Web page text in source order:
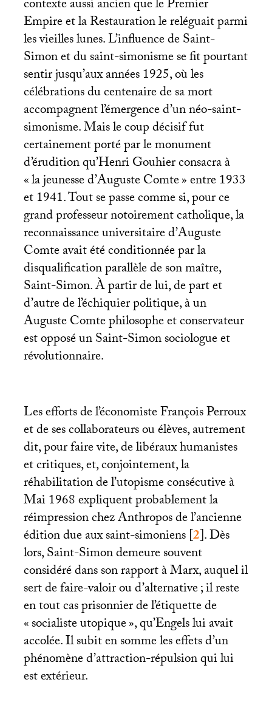
contexte aussi ancien que le Premier
Empire et la Restauration le reléguait parmi
les vieilles lunes. L’influence de Saint-
Simon et du saint-simonisme se fit pourtant
sentir jusqu’aux années 1925, où les
célébrations du centenaire de sa mort
accompagnent l’émergence d’un néo-saint-
simonisme. Mais le coup décisif fut
certainement porté par le monument
d’érudition qu’Henri Gouhier consacra à
«la jeunesse d’Auguste Comte» entre 1933
et 1941. Tout se passe comme si, pour ce
grand professeur notoirement catholique, la
reconnaissance universitaire d’Auguste
Comte avait été conditionnée par la
disqualification parallèle de son maître,
Saint-Simon. À partir de lui, de part et
d’autre de l’échiquier politique, à un
Auguste Comte philosophe et conservateur
est opposé un Saint-Simon sociologue et
révolutionnaire.
Les efforts de l’économiste François Perroux
et de ses collaborateurs ou élèves, autrement
dit, pour faire vite, de libéraux humanistes
et critiques, et, conjointement, la
réhabilitation de l’utopisme consécutive à
Mai 1968 expliquent probablement la
réimpression chez Anthropos de l’ancienne
édition due aux saint-simoniens[2]. Dès
lors, Saint-Simon demeure souvent
considéré dans son rapport à Marx, auquel il
sert de faire-valoir ou d’alternative; il reste
en tout cas prisonnier de l’étiquette de
«socialiste utopique», qu’Engels lui avait
accolée. Il subit en somme les effets d’un
phénomène d’attraction-répulsion qui lui
est extérieur.